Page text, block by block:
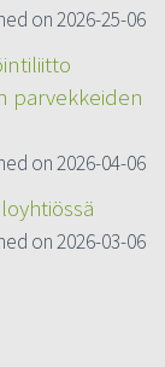
on 2026-25-06
parvekkeiden
on 2026-04-06
on 2026-03-06